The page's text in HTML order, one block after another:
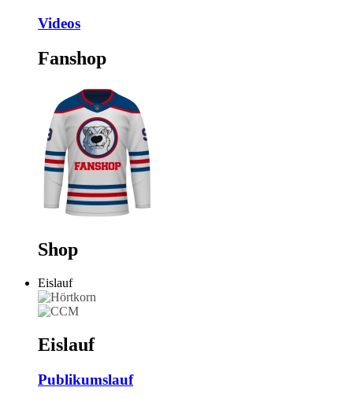
Videos
Fanshop
Shop
Eislauf
Eislauf
Publikumslauf